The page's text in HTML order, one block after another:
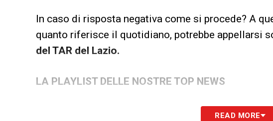
In caso di risposta negativa come si procede? A
quanto riferisce il quotidiano, potrebbe appellarsi
del TAR del Lazio.
LA PLAYLIST DELLE NOSTRE TOP NEWS
READ MORE